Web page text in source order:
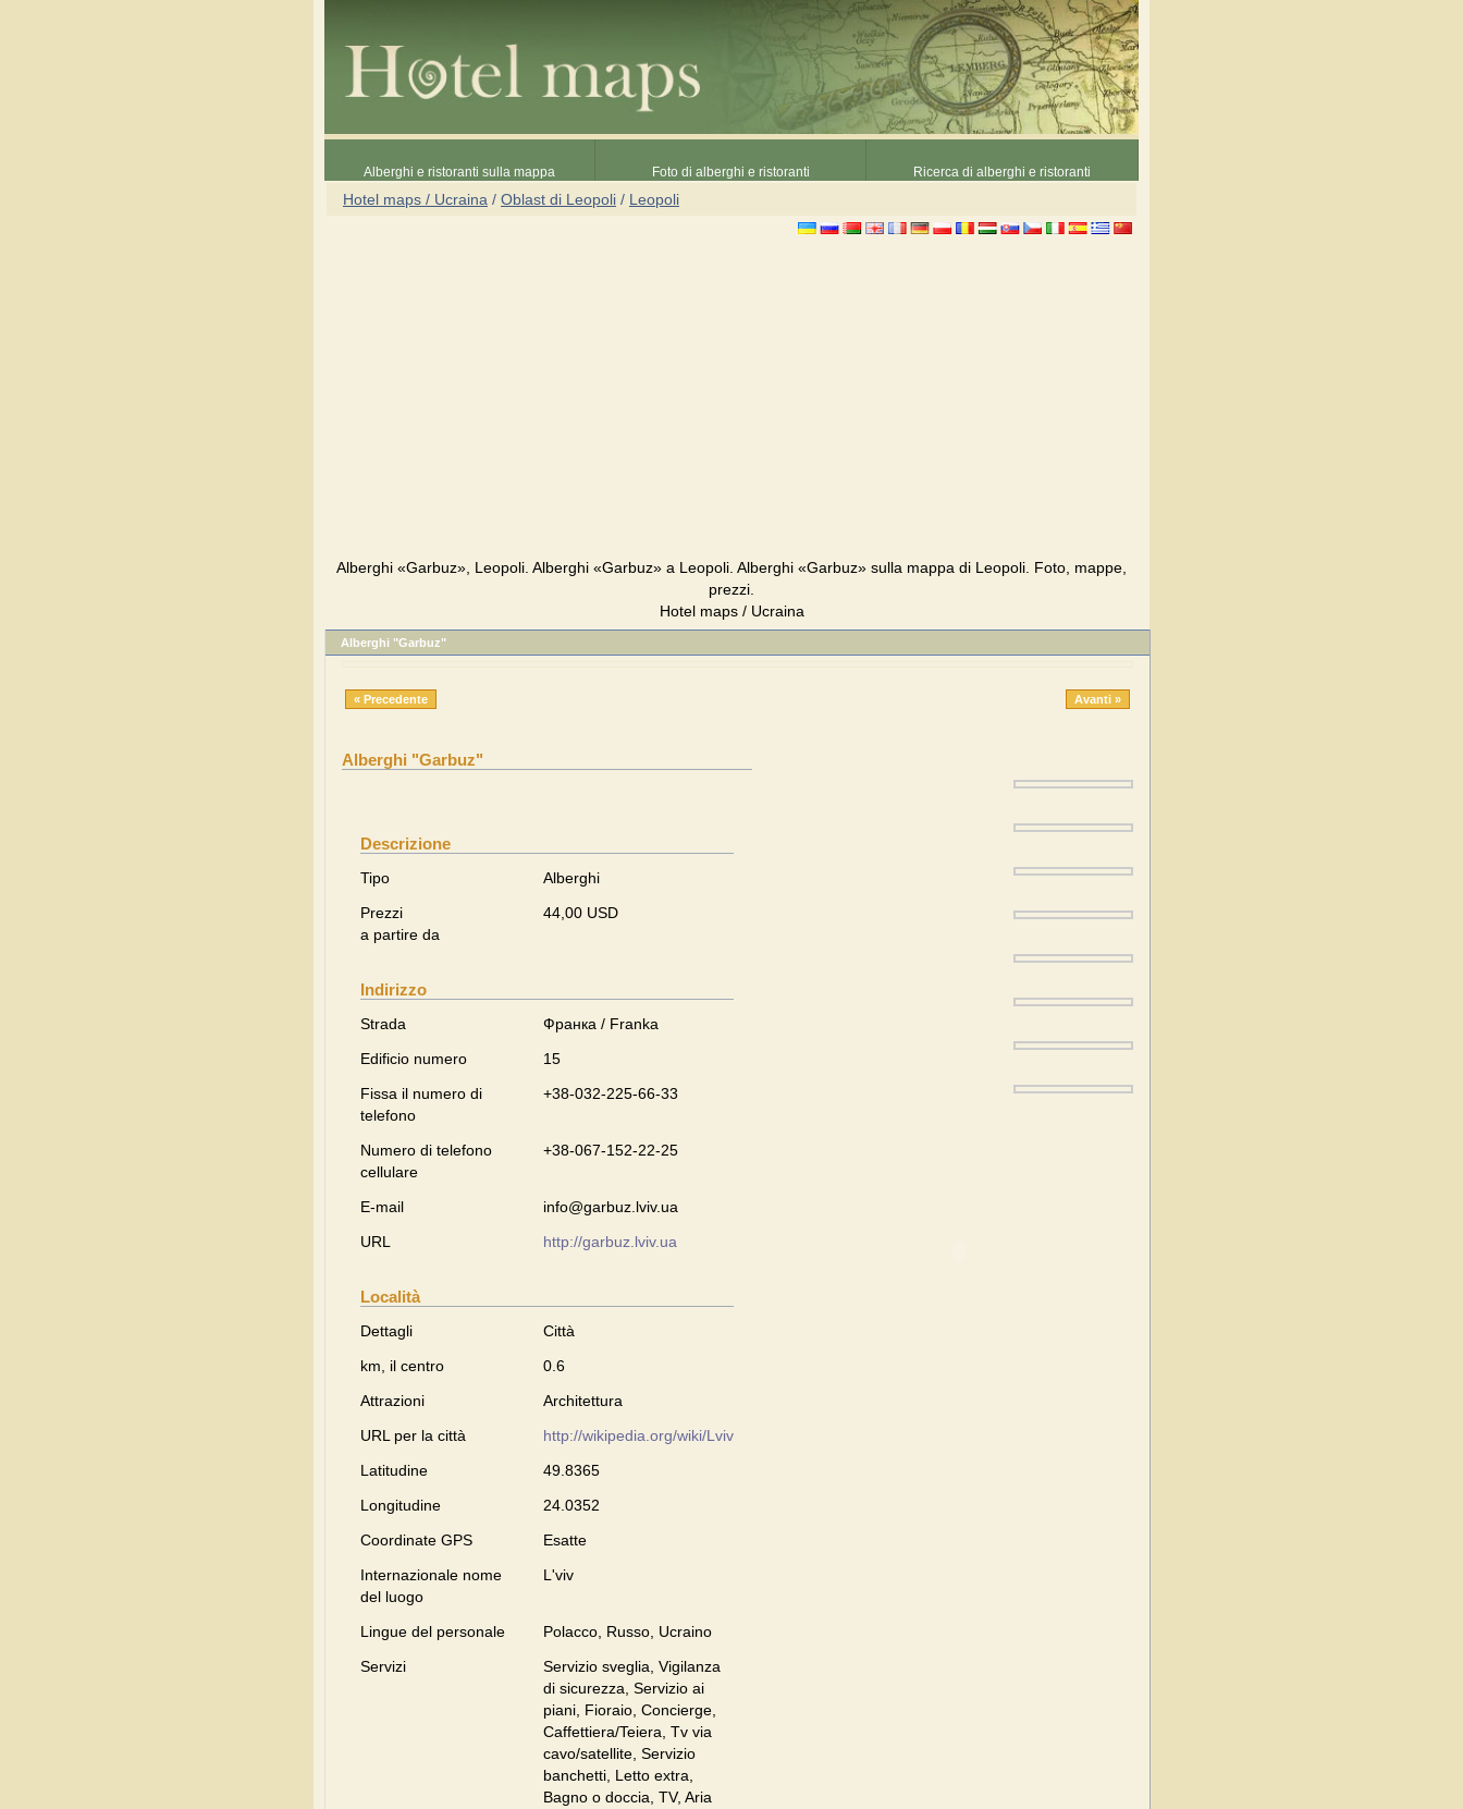
Alberghi e ristoranti sulla mappa Foto di alberghi e ristoranti Ricerca di alberghi e ristoranti
Hotel maps / Ucraina / Oblast di Leopoli / Leopoli
Alberghi «Garbuz», Leopoli. Alberghi «Garbuz» a Leopoli. Alberghi «Garbuz» sulla mappa di Leopoli. Foto, mappe,
prezzi.
Hotel maps / Ucraina
Alberghi "Garbuz"
« Precedente Avanti »
Alberghi "Garbuz"
Descrizione
Tipo
Alberghi
Prezzi
a partire da
44,00 USD
Indirizzo
Strada
Франка / Franka
Edificio numero
15
Fissa il numero di
telefono
+38-032-225-66-33
Numero di telefono
cellulare
+38-067-152-22-25
E-mail
info@garbuz.lviv.ua
URL
http://garbuz.lviv.ua
Località
Dettagli
Città
km, il centro
0.6
Attrazioni
Architettura
URL per la città
http://wikipedia.org/wiki/Lviv
Latitudine
49.8365
Longitudine
24.0352
Coordinate GPS
Esatte
Internazionale nome
del luogo
L'viv
Lingue del personale
Polacco, Russo, Ucraino
Servizi
Servizio sveglia, Vigilanza
di sicurezza, Servizio ai
piani, Fioraio, Concierge,
Caffettiera/Teiera, Tv via
cavo/satellite, Servizio
banchetti, Letto extra,
Bagno o doccia, TV, Aria